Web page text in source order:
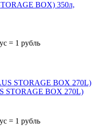
BOX) 350л,
= 1 рубль
STORAGE BOX 270L)
= 1 рубль